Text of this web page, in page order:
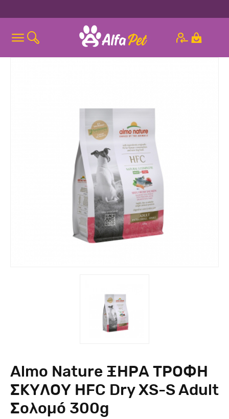
Almo Nature ΞΗΡΑ ΤΡΟΦΗ
ΣΚΥΛΟΥ HFC Dry XS-S Adult
Σολομό 300g